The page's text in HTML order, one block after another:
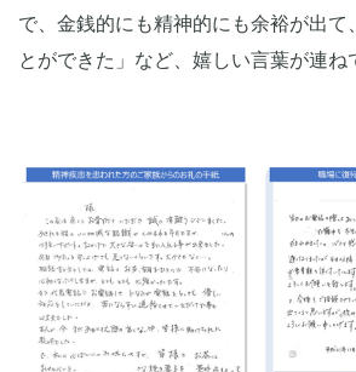
で、金銭的にも精神的にも余裕が出て
とができた」など、嬉しい言葉が連ね